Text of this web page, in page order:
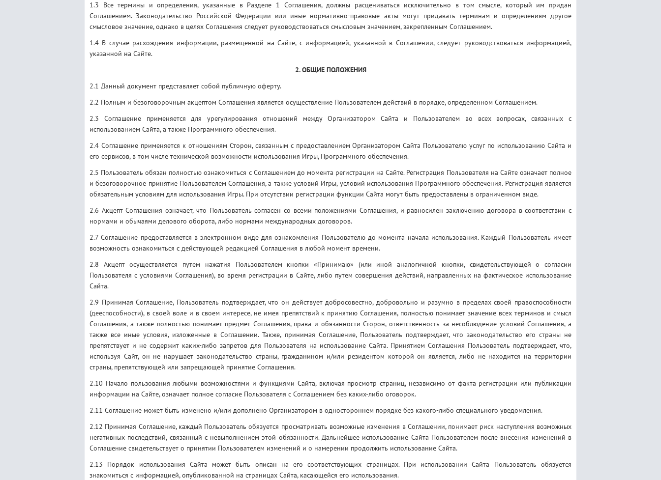
1.3 Все термины и определения, указанные в Разделе 1 Соглашения, должны расцениваться исключительно в том смысле, который им придан
Соглашением. Законодательство Российской Федерации или иные нормативно-правовые акты могут придавать терминам и определениям другое
смысловое значение, однако в целях Соглашения следует руководствоваться смысловым значением, закрепленным Соглашением.
1.4 В случае расхождения информации, размещенной на Сайте, с информацией, указанной в Соглашении, следует руководствоваться информацией,
указанной на Сайте.
2. ОБЩИЕ ПОЛОЖЕНИЯ
2.1 Данный документ представляет собой публичную оферту.
2.2 Полным и безоговорочным акцептом Соглашения является осуществление Пользователем действий в порядке, определенном Соглашением.
2.3 Соглашение применяется для урегулирования отношений между Организатором Сайта и Пользователем во всех вопросах, связанных с
использованием Сайта, а также Программного обеспечения.
2.4 Соглашение применяется к отношениям Сторон, связанным с предоставлением Организатором Сайта Пользователю услуг по использованию Сайта и
его сервисов, в том числе технической возможности использования Игры, Программного обеспечения.
2.5 Пользователь обязан полностью ознакомиться с Соглашением до момента регистрации на Сайте. Регистрация Пользователя на Сайте означает полное
и безоговорочное принятие Пользователем Соглашения, а также условий Игры, условий использования Программного обеспечения. Регистрация является
обязательным условиям для использования Игры. При отсутствии регистрации функции Сайта могут быть предоставлены в ограниченном виде.
2.6 Акцепт Соглашения означает, что Пользователь согласен со всеми положениями Соглашения, и равносилен заключению договора в соответствии с
нормами и обычаями делового оборота, либо нормами международных договоров.
2.7 Соглашение предоставляется в электронном виде для ознакомления Пользователю до момента начала использования. Каждый Пользователь имеет
возможность ознакомиться с действующей редакцией Соглашения в любой момент времени.
2.8 Акцепт осуществляется путем нажатия Пользователем кнопки «Принимаю» (или иной аналогичной кнопки, свидетельствующей о согласии
Пользователя с условиями Соглашения), во время регистрации в Сайте, либо путем совершения действий, направленных на фактическое использование
Сайта.
2.9 Принимая Соглашение, Пользователь подтверждает, что он действует добросовестно, добровольно и разумно в пределах своей правоспособности
(дееспособности), в своей воле и в своем интересе, не имея препятствий к принятию Соглашения, полностью понимает значение всех терминов и смысл
Соглашения, а также полностью понимает предмет Соглашения, права и обязанности Сторон, ответственность за несоблюдение условий Соглашения, а
также все иные условия, изложенные в Соглашении. Также, принимая Соглашение, Пользователь подтверждает, что законодательство его страны не
препятствует и не содержит каких-либо запретов для Пользователя на использование Сайта. Принятием Соглашения Пользователь подтверждает, что,
используя Сайт, он не нарушает законодательство страны, гражданином и/или резидентом которой он является, либо не находится на территории
страны, препятствующей или запрещающей принятие Соглашения.
2.10 Начало пользования любыми возможностями и функциями Сайта, включая просмотр страниц, независимо от факта регистрации или публикации
информации на Сайте, означает полное согласие Пользователя с Соглашением без каких-либо оговорок.
2.11 Соглашение может быть изменено и/или дополнено Организатором в одностороннем порядке без какого-либо специального уведомления.
2.12 Принимая Соглашение, каждый Пользователь обязуется просматривать возможные изменения в Соглашении, понимает риск наступления возможных
негативных последствий, связанный с невыполнением этой обязанности. Дальнейшее использование Сайта Пользователем после внесения изменений в
Соглашение свидетельствует о принятии Пользователем изменений и о намерении продолжить использование Сайта.
2.13 Порядок использования Сайта может быть описан на его соответствующих страницах. При использовании Сайта Пользователь обязуется
знакомиться с информацией, опубликованной на страницах Сайта, касающейся его использования.